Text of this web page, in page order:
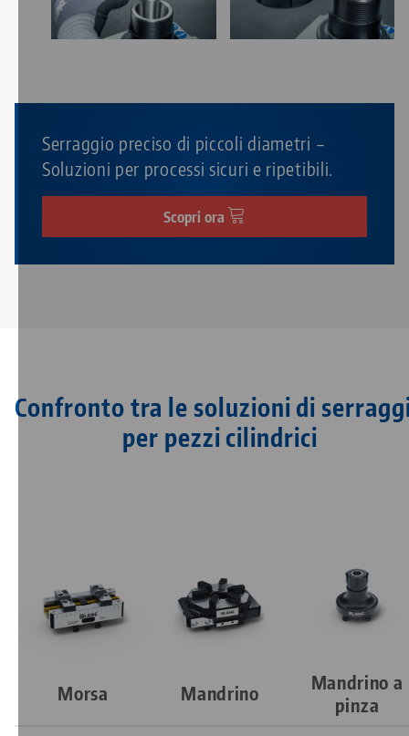
Serraggio preciso di piccoli diametri –
Soluzioni per processi sicuri e ripetibili.
Scopri ora
Confronto tra le soluzioni di
per pezzi cilindrici
Morsa Mandrino
Mandrino a
pinza